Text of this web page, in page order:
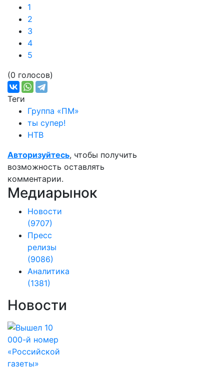
1
2
3
4
5
(0 голосов)
Теги
Группа «ПМ»
ты супер!
НТВ
Авторизуйтесь, чтобы получить
возможность оставлять
комментарии.
Медиарынок
Новости
(9707)
Пресс
релизы
(9086)
Аналитика
(1381)
Новости